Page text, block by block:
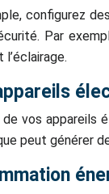
configurez
Par
vos
peut générer